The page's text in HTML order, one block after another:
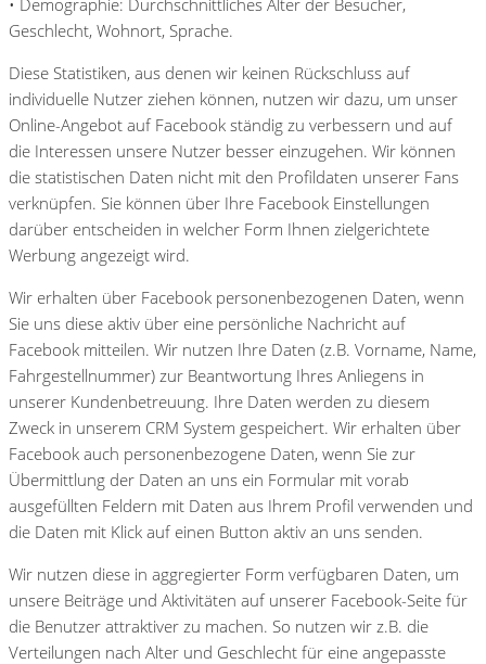
Geschlecht, Wohnort, Sprache.
Diese Statistiken, aus denen wir keinen Rückschluss auf
individuelle Nutzer ziehen können, nutzen wir dazu, um unser
Online-Angebot auf Facebook ständig zu verbessern und auf
die Interessen unsere Nutzer besser einzugehen. Wir können
die statistischen Daten nicht mit den Profildaten unserer Fans
verknüpfen. Sie können über Ihre Facebook Einstellungen
darüber entscheiden in welcher Form Ihnen zielgerichtete
Werbung angezeigt wird.
Wir erhalten über Facebook personenbezogenen Daten, wenn
Sie uns diese aktiv über eine persönliche Nachricht auf
Facebook mitteilen. Wir nutzen Ihre Daten (z.B. Vorname, Name,
Fahrgestellnummer) zur Beantwortung Ihres Anliegens in
unserer Kundenbetreuung. Ihre Daten werden zu diesem
Zweck in unserem CRM System gespeichert. Wir erhalten über
Facebook auch personenbezogene Daten, wenn Sie zur
Übermittlung der Daten an uns ein Formular mit vorab
ausgefüllten Feldern mit Daten aus Ihrem Profil verwenden und
die Daten mit Klick auf einen Button aktiv an uns senden.
Wir nutzen diese in aggregierter Form verfügbaren Daten, um
unsere Beiträge und Aktivitäten auf unserer Facebook-Seite für
die Benutzer attraktiver zu machen. So nutzen wir z.B. die
Verteilungen nach Alter und Geschlecht für eine angepasste